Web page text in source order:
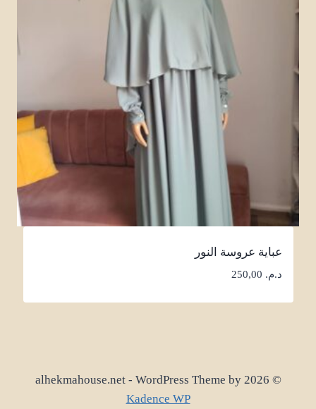
عباية عروسة النور
د.م.
© 2026 alhekmahouse.net - WordPress Theme by
Kadence WP